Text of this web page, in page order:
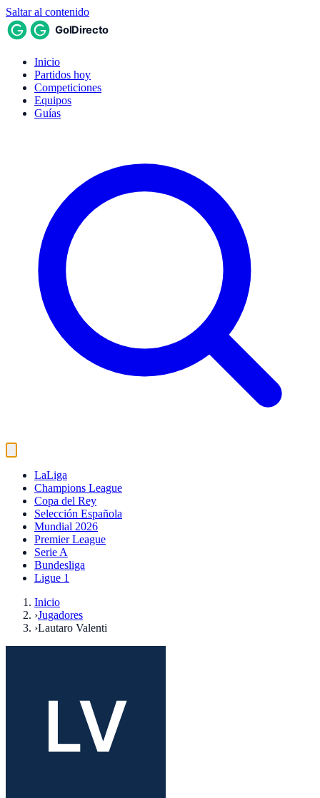
Saltar al contenido
Inicio
Partidos hoy
Competiciones
Equipos
Guías
LaLiga
Champions League
Copa del Rey
Selección Española
Mundial 2026
Premier League
Serie A
Bundesliga
Ligue 1
Inicio
›Jugadores
›Lautaro Valenti